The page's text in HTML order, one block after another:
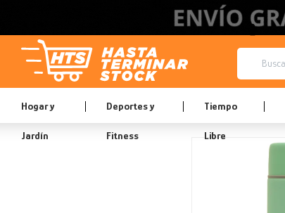
Hogar y
Jardín
Deportes y
Fitness
Tiempo
Libre